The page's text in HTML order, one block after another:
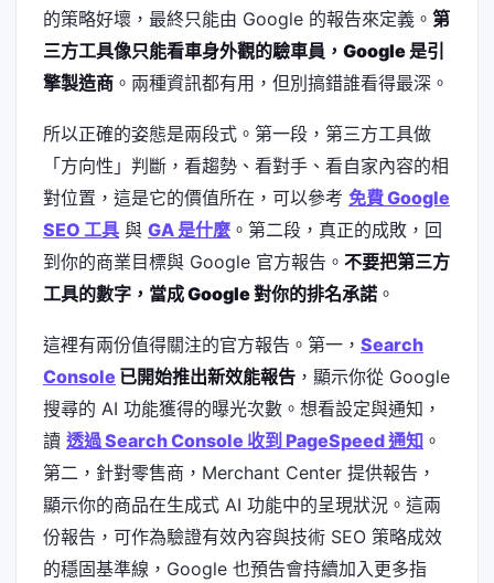
的策略好壞，最終只能由 Google 的報告來定義。 第
三方工具像只能看車身外觀的驗車員，Google 是引
擎製造商 。兩種資訊都有用，但別搞錯誰看得最深。
所以正確的姿態是兩段式。第一段，第三方工具做
「方向性」判斷，看趨勢、看對手、看自家內容的相
對位置，這是它的價值所在，可以參考 免費 Google
SEO 工具 與 GA 是什麼 。第二段，真正的成敗，回
到你的商業目標與 Google 官方報告。 不要把第三方
工具的數字，當成 Google 對你的排名承諾 。
這裡有兩份值得關注的官方報告。第一， Search
Console 已開始推出新效能報告 ，顯示你從 Google
搜尋的 AI 功能獲得的曝光次數。想看設定與通知，
讀 透過 Search Console 收到 PageSpeed 通知 。
第二，針對零售商，Merchant Center 提供報告，
顯示你的商品在生成式 AI 功能中的呈現狀況。這兩
份報告，可作為驗證有效內容與技術 SEO 策略成效
的穩固基準線，Google 也預告會持續加入更多指